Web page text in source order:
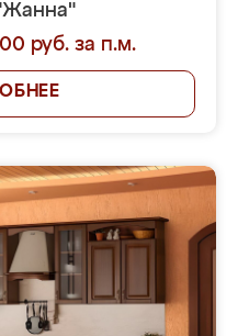
руб. за п.м.